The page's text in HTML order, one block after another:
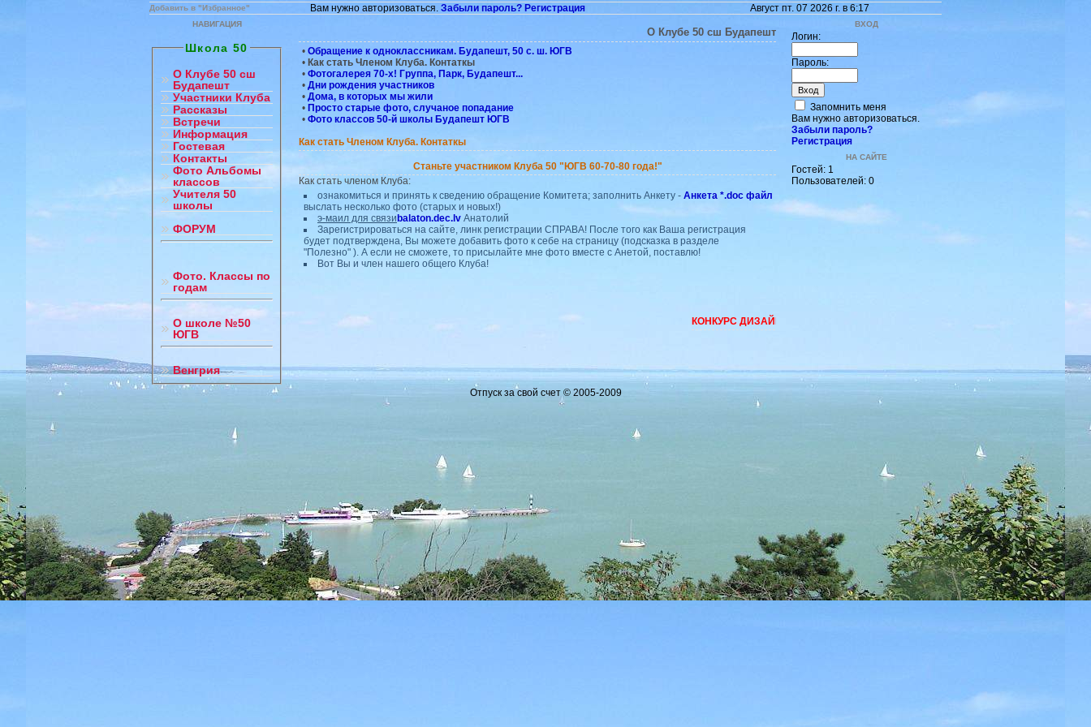
Добавить в "Избранное" Вам нужно авторизоваться. Забыли пароль? Регистрация Август пт. 07 2026 г. в 6:17
НАВИГАЦИЯ
Школа 50
О Клубе 50 сш
Будапешт
Участники Клуба
Рассказы
Встречи
Информация
Гостевая
Контакты
Фото Альбомы
классов
Учителя 50
школы
ФОРУМ
Фото. Классы по
годам
О школе №50
ЮГВ
Венгрия
О Клубе 50 сш Будапешт
• Обращение к одноклассникам. Будапешт, 50 с. ш. ЮГВ
• Как стать Членом Клуба. Контаткы
• Фотогалерея 70-х! Группа, Парк, Будапешт...
• Дни рождения участников
• Дома, в которых мы жили
• Просто старые фото, случаное попадание
• Фото классов 50-й школы Будапешт ЮГВ
Как стать Членом Клуба. Контаткы
Станьте участником Клуба 50 "ЮГВ 60-70-80 года!"
Как стать членом Клуба:
ознакомиться и принять к сведению обращение Комитета; заполнить Анкету - Анкета *.doc файл
выслать несколько фото (старых и новых!)
э-маил для связиbalaton.dec.lv Анатолий
Зарегистрироваться на сайте, линк регистрации СПРАВА! После того как Ваша регистрация
будет подтверждена, Вы можете добавить фото к себе на страницу (подсказка в разделе
"Полезно" ). А если не сможете, то присылайте мне фото вместе с Анетой, поставлю!
Вот Вы и член нашего общего Клуба!
КОНКУРС ДИЗАЙНА - ваши ФОТО в фотошопе!!!! !
ВХОД
Логин:
Пароль:
Запомнить меня
Вам нужно авторизоваться.
Забыли пароль?
Регистрация
НА САЙТЕ
Гостей: 1
Пользователей: 0
Отпуск за свой счет © 2005-2009